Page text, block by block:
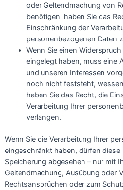
oder Geltendmachung von
benötigen, haben Sie das
Einschränkung der
personenbezogenen Daten
Wenn Sie einen
eingelegt haben, muss eine
und unseren Interessen
noch nicht feststeht,
haben Sie das Recht, die
Verarbeitung Ihrer
verlangen.
Wenn Sie die Verarbeitung Ihrer
eingeschränkt haben, dürfen diese
Speicherung abgesehen – nur mit
Geltendmachung, Ausübung oder
Rechtsansprüchen oder zum